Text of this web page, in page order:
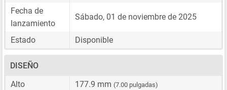
Fecha de
lanzamiento
Sábado, 01 de noviembre de 2025
Estado Disponible
DISEÑO
Alto
177.9 mm (7.00 pulgadas)